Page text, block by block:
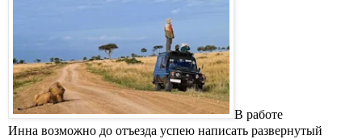
В работе
Инна возможно до отъезда успею написать развернутый